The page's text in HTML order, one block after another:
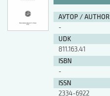
АУТОР / AUTHOR
-
UDK
811.163.41
ISBN
-
ISSN
2334-6922